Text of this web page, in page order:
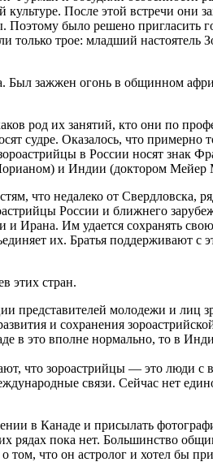
После этой встречи они
Поэтому было решено пригласить
только трое: младший настоятель
Был зажжен огонь в общинном
род их занятий, кто они по
судре. Оказалось, что примерно
в России носят знак
и Индии (доктором Мейер
что недалеко от Свердловска,
России и ближнего
и Ирана. Им удается сохранять
их. Братья поддерживают с
этих стран.
молодежи и лиц
и сохранения
в это вполне нормально, то в
что зороастрийцы — это люди с
связи. Сейчас нет
в Канаде и присылать
рядах пока нет. Большинство
том, что он астролог и хотел бы